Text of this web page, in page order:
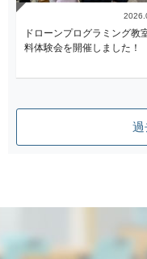
ドローンプログラミング教
料体験会を開催しました！
過